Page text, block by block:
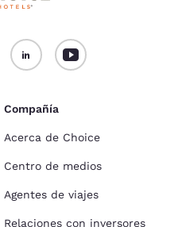
Compañía
Acerca de Choice
Centro de medios
Agentes de viajes
Relaciones con inversores